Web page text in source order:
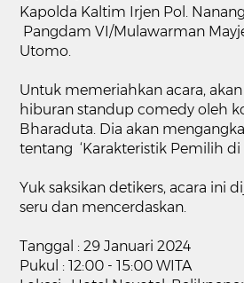
Kapolda Kaltim Irjen Pol.
Pangdam VI/Mulawarman
Utomo.
Untuk memeriahkan acara, akan
hiburan standup comedy oleh
Bharaduta. Dia akan
tentang ‘Karakteristik Pemilih di
Yuk saksikan detikers, acara ini
seru dan mencerdaskan.
Tanggal : 29 Januari 2024
Pukul : 12:00 - 15:00 WITA